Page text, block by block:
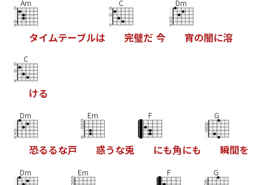
Am
タイムテーブルは
C
完璧だ 今
Dm
宵の闇に溶
C
ける
Dm
恐るるな戸
Em
惑うな兎
F
にも角にも
G
瞬間を
Dm Em F G